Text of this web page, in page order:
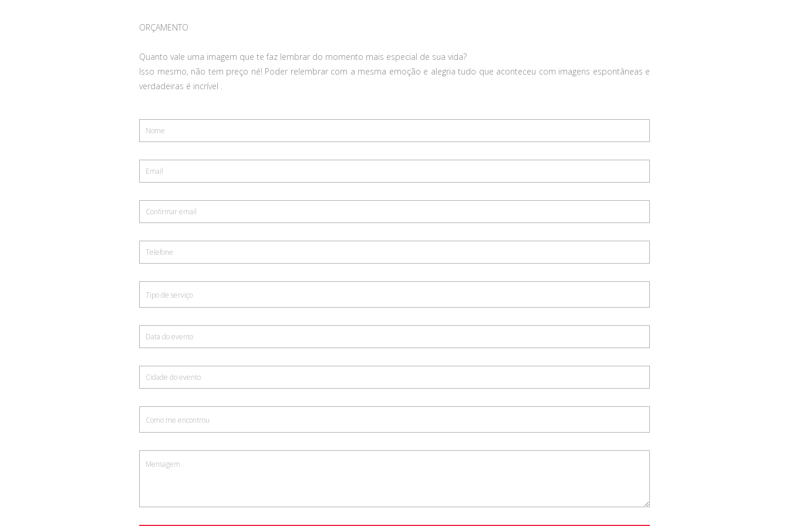
ORÇAMENTO
Quanto vale uma imagem que te faz lembrar do momento mais especial de sua vida?
Isso mesmo, não tem preço né! Poder relembrar com a mesma emoção e alegria tudo que aconteceu com imagens espontâneas e
verdadeiras é incrível .